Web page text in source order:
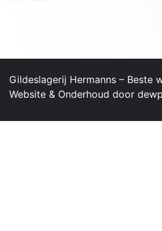
Gildeslagerij Hermanns – ​Beste
Website & Onderhoud door